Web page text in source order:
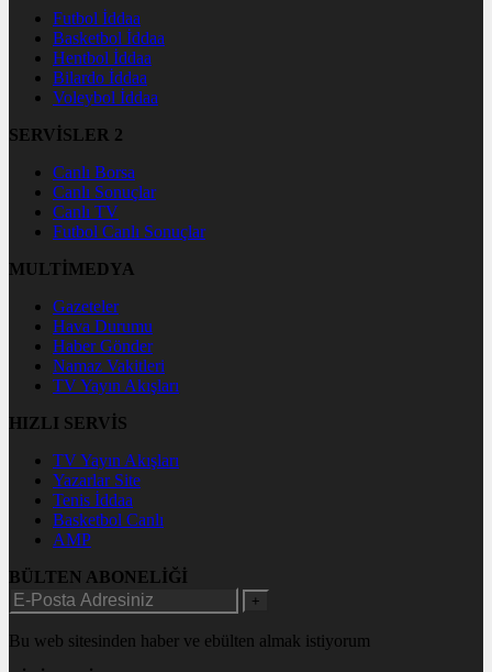
Futbol İddaa
Basketbol İddaa
Hentbol İddaa
Bilardo İddaa
Voleybol İddaa
SERVİSLER 2
Canlı Borsa
Canlı Sonuçlar
Canlı TV
Futbol Canlı Sonuçlar
MULTİMEDYA
Gazeteler
Hava Durumu
Haber Gönder
Namaz Vakitleri
TV Yayın Akışları
HIZLI SERVİS
TV Yayın Akışları
Yazarlar Site
Tenis İddaa
Basketbol Canlı
AMP
BÜLTEN ABONELİĞİ
+
Bu web sitesinden haber ve ebülten almak istiyorum